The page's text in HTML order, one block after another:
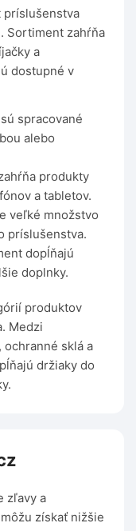
príslušenstva
Sortiment zahŕňa
a
dostupné v
spracované
alebo
produkty
a tabletov.
veľké množstvo
príslušenstva.
dopĺňajú
doplnky.
produktov
Medzi
sklá a
držiaky do
zľavy a
získať nižšie